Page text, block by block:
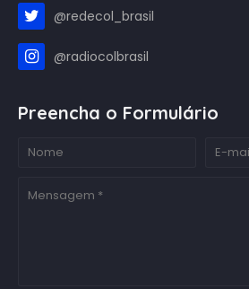
@redecol_brasil
@radiocolbrasil
Preencha o Formulário